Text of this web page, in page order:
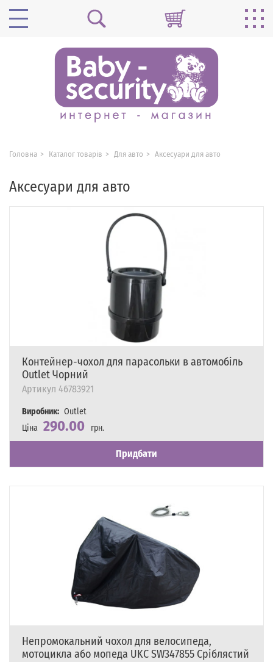
Головна Каталог товарів Для авто Аксесуари для авто
Аксесуари для авто
Контейнер-чохол для парасольки в автомобіль
Outlet Чорний
Артикул 46783921
Виробник: Outlet
Ціна 290.00
грн.
Наявність
Є в наявності
Придбати
Непромокальний чохол для велосипеда,
мотоцикла або мопеда UKC SW347855 Сріблястий